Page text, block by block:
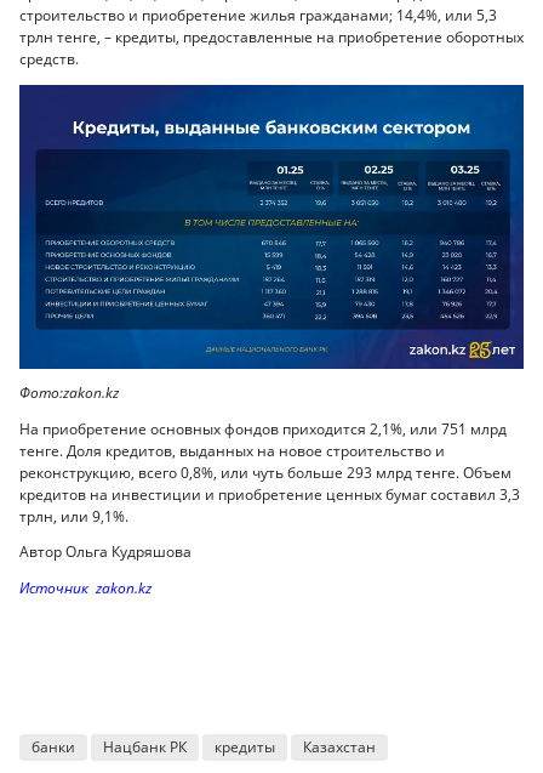
строительство и приобретение жилья гражданами; 14,4%, или 5,3
трлн тенге, – кредиты, предоставленные на приобретение оборотных
средств.
Фото:zakon.kz
На приобретение основных фондов приходится 2,1%, или 751 млрд
тенге. Доля кредитов, выданных на новое строительство и
реконструкцию, всего 0,8%, или чуть больше 293 млрд тенге. Объем
кредитов на инвестиции и приобретение ценных бумаг составил 3,3
трлн, или 9,1%.
Автор Ольга Кудряшова
Источник zakon.kz
банки Нацбанк РК кредиты Казахстан